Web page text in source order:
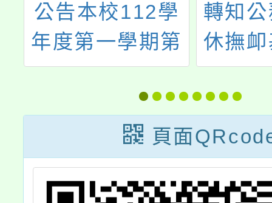
公告本校112學
年度第一學期第
6次代課教師暨
本土語教學支援
工作人員甄選結
果
轉知
休撫
局（
管局
年7月
戶退
制度
頁面